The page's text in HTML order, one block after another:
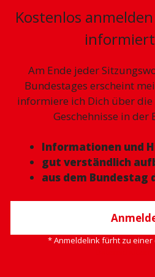
Kostenlos
Am Ende jeder
Bundestages erscheint
informiere ich Dich über
Geschehnisse in
Informationen und
gut verständlich
aus dem Bundestag
* Anmeldelink fürht zu